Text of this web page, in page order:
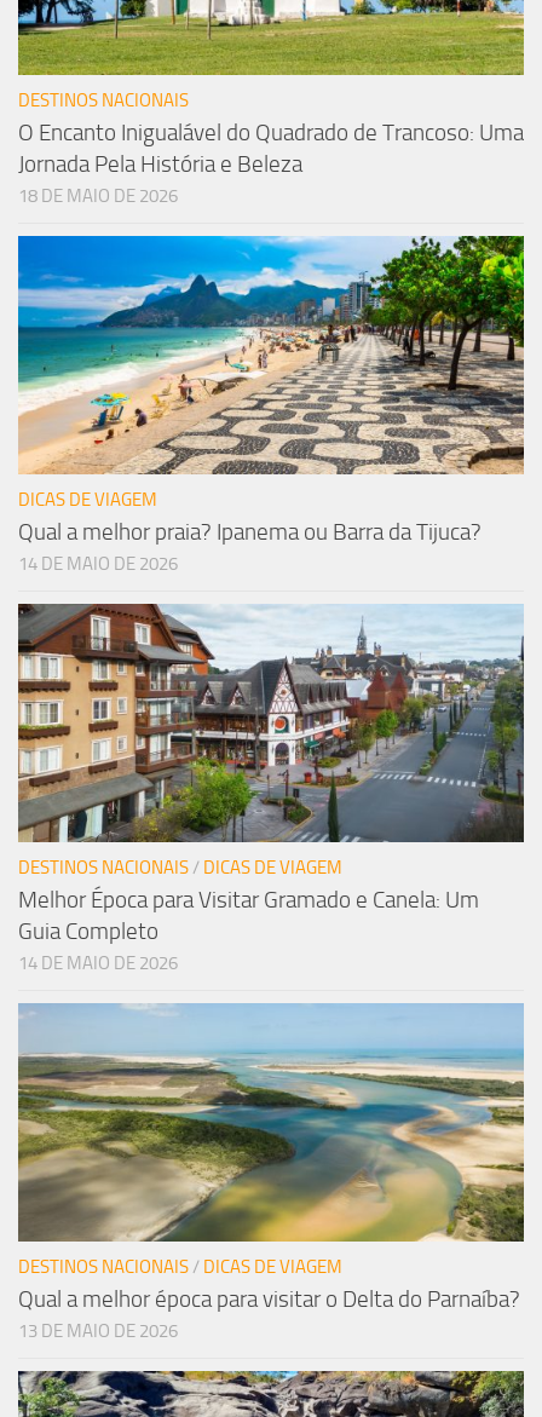
DESTINOS NACIONAIS
O Encanto Inigualável do Quadrado de Trancoso: Uma
Jornada Pela História e Beleza
18 DE MAIO DE 2026
DICAS DE VIAGEM
Qual a melhor praia? Ipanema ou Barra da Tijuca?
14 DE MAIO DE 2026
DESTINOS NACIONAIS / DICAS DE VIAGEM
Melhor Época para Visitar Gramado e Canela: Um
Guia Completo
14 DE MAIO DE 2026
DESTINOS NACIONAIS / DICAS DE VIAGEM
Qual a melhor época para visitar o Delta do Parnaíba?
13 DE MAIO DE 2026